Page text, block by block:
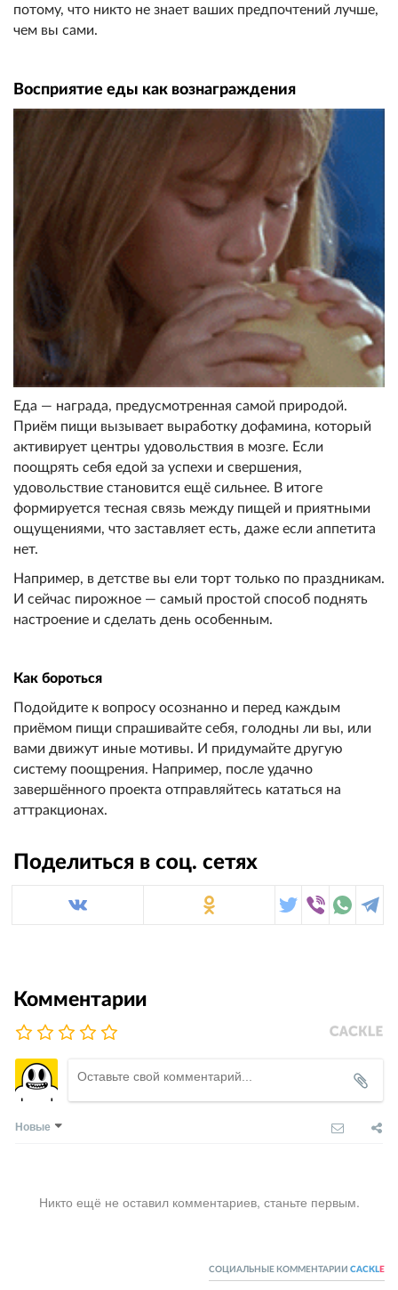
потому, что никто не знает ваших предпочтений лучше,
чем вы сами.
Восприятие еды как вознаграждения
Еда — награда, предусмотренная самой природой.
Приём пищи вызывает выработку дофамина, который
активирует центры удовольствия в мозге. Если
поощрять себя едой за успехи и свершения,
удовольствие становится ещё сильнее. В итоге
формируется тесная связь между пищей и приятными
ощущениями, что заставляет есть, даже если аппетита
нет.
Например, в детстве вы ели торт только по праздникам.
И сейчас пирожное — самый простой способ поднять
настроение и сделать день особенным.
Как бороться
Подойдите к вопросу осознанно и перед каждым
приёмом пищи спрашивайте себя, голодны ли вы, или
вами движут иные мотивы. И придумайте другую
систему поощрения. Например, после удачно
завершённого проекта отправляйтесь кататься на
аттракционах.
Поделиться в соц. сетях
Комментарии
Новые
Никто ещё не оставил комментариев, станьте первым.
СОЦИАЛЬНЫЕ КОММЕНТАРИИ CACKL E